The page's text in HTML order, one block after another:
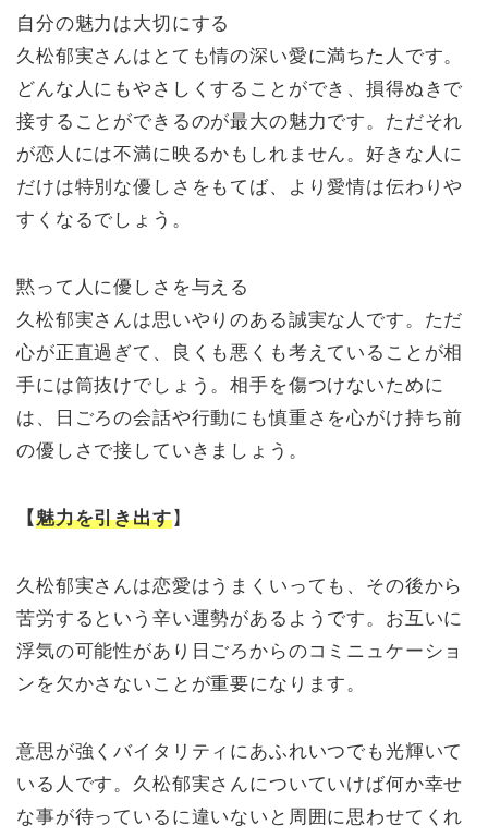
自分の魅力は大切にする
久松郁実さんはとても情の深い愛に満ちた人です。
どんな人にもやさしくすることができ、損得ぬきで
接することができるのが最大の魅力です。ただそれ
が恋人には不満に映るかもしれません。好きな人に
だけは特別な優しさをもてば、より愛情は伝わりや
すくなるでしょう。
黙って人に優しさを与える
久松郁実さんは思いやりのある誠実な人です。ただ
心が正直過ぎて、良くも悪くも考えていることが相
手には筒抜けでしょう。相手を傷つけないために
は、日ごろの会話や行動にも慎重さを心がけ持ち前
の優しさで接していきましょう。
【魅力を引き出す】
久松郁実さんは恋愛はうまくいっても、その後から
苦労するという辛い運勢があるようです。お互いに
浮気の可能性があり日ごろからのコミニュケーショ
ンを欠かさないことが重要になります。
意思が強くバイタリティにあふれいつでも光輝いて
いる人です。久松郁実さんについていけば何か幸せ
な事が待っているに違いないと周囲に思わせてくれ